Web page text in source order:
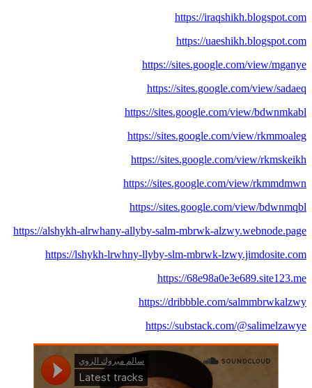
https://iraqshikh.blogspot.com
https://uaeshikh.blogspot.com
https://sites.google.com/view/mganye
https://sites.google.com/view/sadaeq
https://sites.google.com/view/bdwnmkabl
https://sites.google.com/view/rkmmoaleg
https://sites.google.com/view/rkmskeikh
https://sites.google.com/view/rkmmdmwn
https://sites.google.com/view/bdwnmqbl
https://alshykh-alrwhany-allyby-salm-mbrwk-alzwy.webnode.page
https://lshykh-lrwhny-llyby-slm-mbrwk-lzwy.jimdosite.com
https://68e98a0e3e689.site123.me
https://dribbble.com/salmmbrwkalzwy
https://substack.com/@salimelzawye